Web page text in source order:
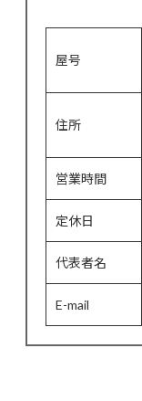
屋号
住所
営業時間
定休日
代表者名
E-mail